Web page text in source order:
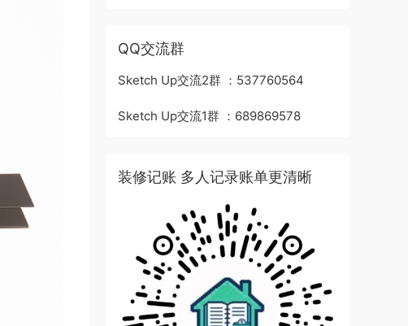
QQ交流群
Sketch Up交流2群 ：537760564
Sketch Up交流1群 ：689869578
装修记账 多人记录账单更清晰